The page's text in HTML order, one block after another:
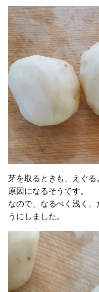
芽を取るときも、えぐ
原因になるそうです。
なので、なるべく浅く
うにしました。